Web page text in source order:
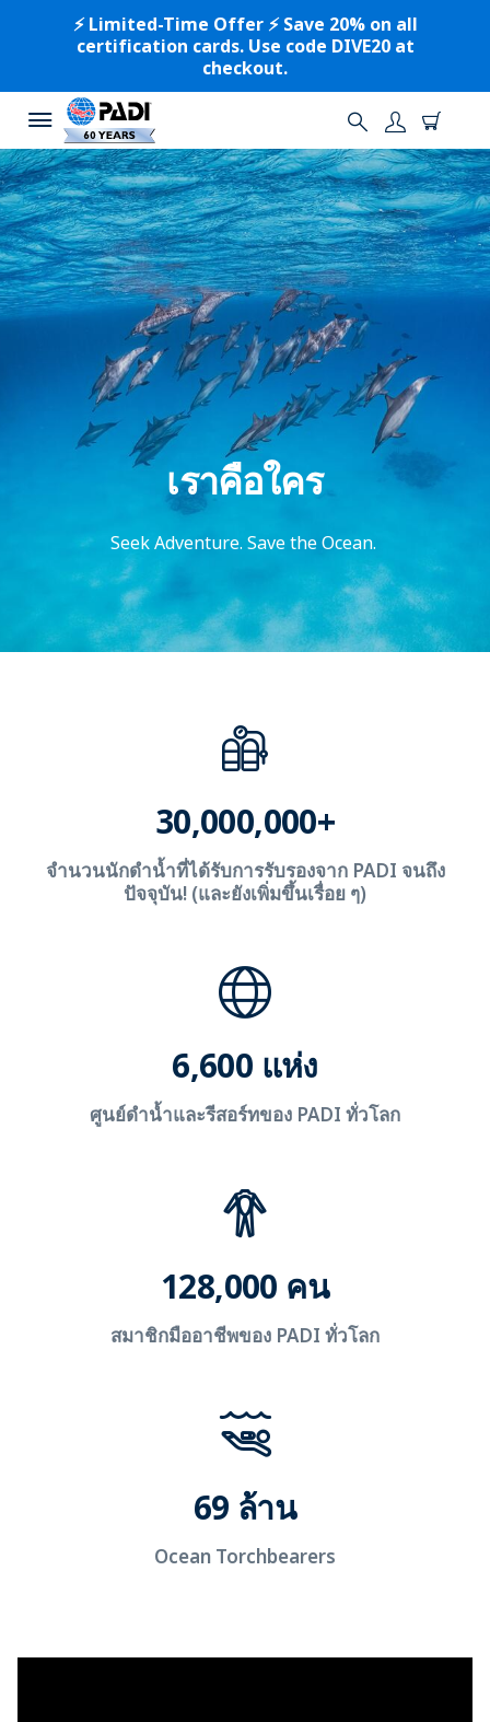
⚡️ Limited-Time Offer ⚡️ Save 20% on all
certification cards. Use code DIVE20 at
checkout.
เราคือใคร
Seek Adventure. Save the Ocean.
30,000,000+
จำนวนนักดำน้ำที่ได้รับการรับรองจาก PADI จนถึง
ปัจจุบัน! (และยังเพิ่มขึ้นเรื่อย ๆ)
6,600 แห่ง
ศูนย์ดำน้ำและรีสอร์ทของ PADI ทั่วโลก
128,000 คน
สมาชิกมืออาชีพของ PADI ทั่วโลก
69 ล้าน
Ocean Torchbearers